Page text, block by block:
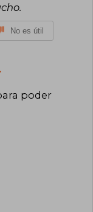
No es útil
poder